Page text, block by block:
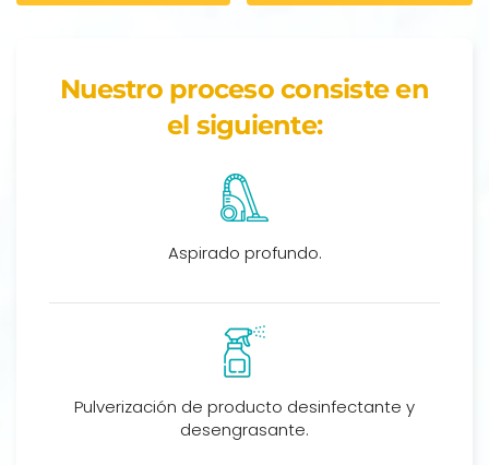
Nuestro proceso consiste en
el siguiente:
Aspirado profundo.
Pulverización de producto desinfectante y
desengrasante.